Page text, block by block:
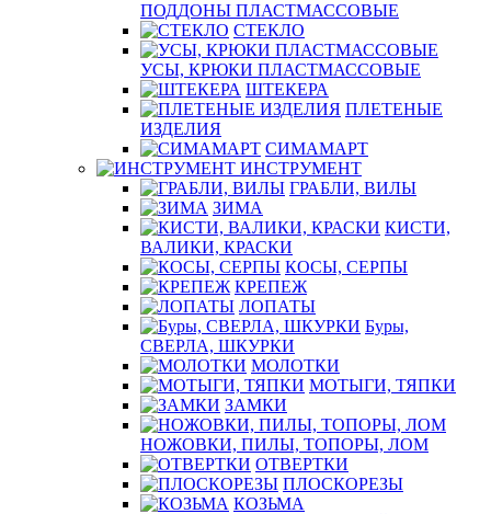
ПОДДОНЫ ПЛАСТМАССОВЫЕ
СТЕКЛО
УСЫ, КРЮКИ ПЛАСТМАССОВЫЕ
ШТЕКЕРА
ПЛЕТЕНЫЕ
ИЗДЕЛИЯ
СИМАМАРТ
ИНСТРУМЕНТ
ГРАБЛИ, ВИЛЫ
ЗИМА
КИСТИ,
ВАЛИКИ, КРАСКИ
КОСЫ, СЕРПЫ
КРЕПЕЖ
ЛОПАТЫ
Буры,
СВЕРЛА, ШКУРКИ
МОЛОТКИ
МОТЫГИ, ТЯПКИ
ЗАМКИ
НОЖОВКИ, ПИЛЫ, ТОПОРЫ, ЛОМ
ОТВЕРТКИ
ПЛОСКОРЕЗЫ
КОЗЬМА